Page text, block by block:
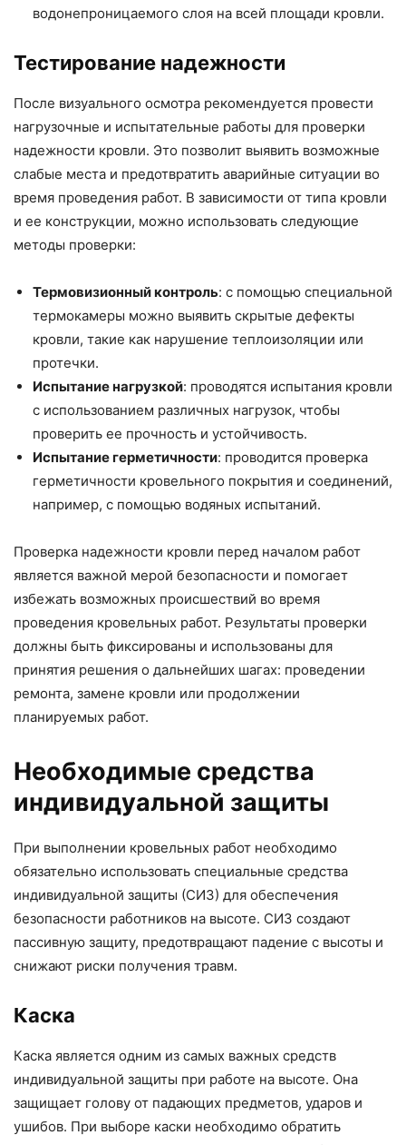
водонепроницаемого слоя на всей площади кровли.
Тестирование надежности
После визуального осмотра рекомендуется провести
нагрузочные и испытательные работы для проверки
надежности кровли. Это позволит выявить возможные
слабые места и предотвратить аварийные ситуации во
время проведения работ. В зависимости от типа кровли
и ее конструкции, можно использовать следующие
методы проверки:
Термовизионный контроль: с помощью специальной
термокамеры можно выявить скрытые дефекты
кровли, такие как нарушение теплоизоляции или
протечки.
Испытание нагрузкой: проводятся испытания кровли
с использованием различных нагрузок, чтобы
проверить ее прочность и устойчивость.
Испытание герметичности: проводится проверка
герметичности кровельного покрытия и соединений,
например, с помощью водяных испытаний.
Проверка надежности кровли перед началом работ
является важной мерой безопасности и помогает
избежать возможных происшествий во время
проведения кровельных работ. Результаты проверки
должны быть фиксированы и использованы для
принятия решения о дальнейших шагах: проведении
ремонта, замене кровли или продолжении
планируемых работ.
Необходимые средства
индивидуальной защиты
При выполнении кровельных работ необходимо
обязательно использовать специальные средства
индивидуальной защиты (СИЗ) для обеспечения
безопасности работников на высоте. СИЗ создают
пассивную защиту, предотвращают падение с высоты и
снижают риски получения травм.
Каска
Каска является одним из самых важных средств
индивидуальной защиты при работе на высоте. Она
защищает голову от падающих предметов, ударов и
ушибов. При выборе каски необходимо обратить